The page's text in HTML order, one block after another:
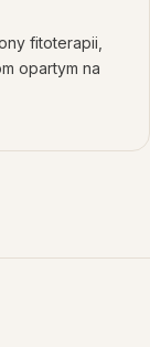
fitoterapii,
opartym na